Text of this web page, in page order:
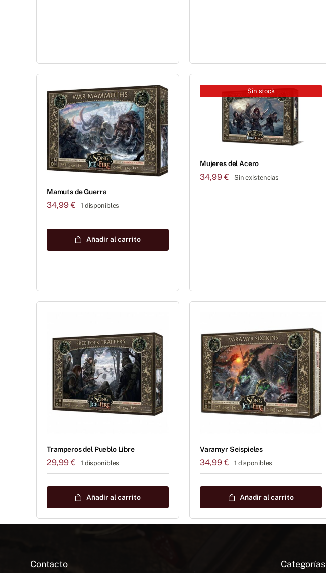
Mamuts de Guerra
34,99€ 1 disponibles
Añadir al carrito
Sin stock
Mujeres del Acero
34,99€ Sin existencias
Tramperos del Pueblo Libre
29,99€ 1 disponibles
Añadir al carrito
Varamyr Seispieles
34,99€ 1 disponibles
Añadir al carrito
Contacto Categorías